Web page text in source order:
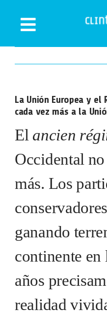
Toggle
Navigation
Publications
Webshop
About us
La Unión Europea y el
cada vez más a la
El ancien
Occidental
más. Los
ganando
continente
años
realidad